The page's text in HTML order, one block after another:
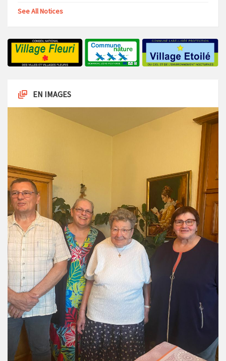
See All Notices
EN IMAGES